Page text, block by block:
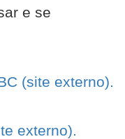
e se
(site externo).
externo).